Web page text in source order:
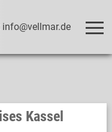
info@vellmar.de
Kassel